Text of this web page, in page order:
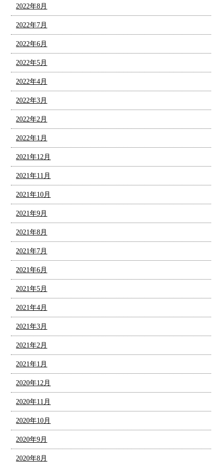
2022年8月
2022年7月
2022年6月
2022年5月
2022年4月
2022年3月
2022年2月
2022年1月
2021年12月
2021年11月
2021年10月
2021年9月
2021年8月
2021年7月
2021年6月
2021年5月
2021年4月
2021年3月
2021年2月
2021年1月
2020年12月
2020年11月
2020年10月
2020年9月
2020年8月